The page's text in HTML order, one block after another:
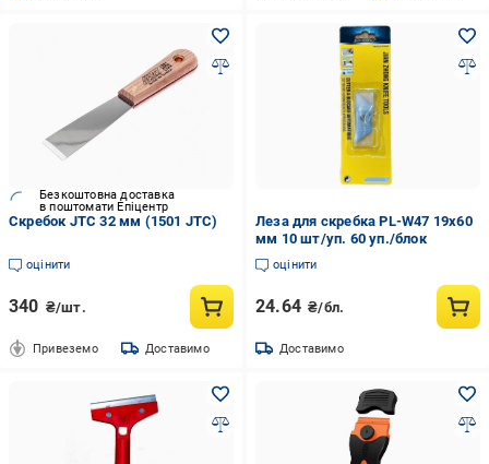
Безкоштовна доставка
в поштомати Епіцентр
Скребок JTC 32 мм (1501 JTC)
оцінити
340 ₴/шт.
Привеземо Доставимо
Леза для скребка PL-W47 19х60
мм 10 шт/уп. 60 уп./блок
оцінити
24.64 ₴/бл.
Доставимо